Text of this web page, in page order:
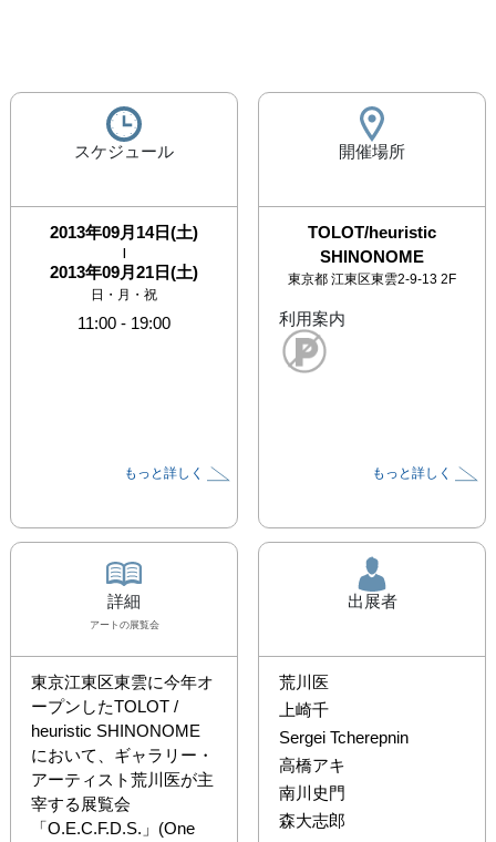
スケジュール
2013年09月14日(土)
|
2013年09月21日(土)
日・月・祝
11:00 - 19:00
もっと詳しく
開催場所
TOLOT/heuristic
SHINONOME
東京都 江東区東雲2-9-13 2F
利用案内
もっと詳しく
詳細
アート の展覧会
東京江東区東雲に今年オ
ープンしたTOLOT /
heuristic SHINONOME
において、ギャラリー・
アーティスト荒川医が主
宰する展覧会
「O.E.C.F.D.S.」(One
出展者
荒川医
上崎千
Sergei Tcherepnin
高橋アキ
南川史門
森大志郎